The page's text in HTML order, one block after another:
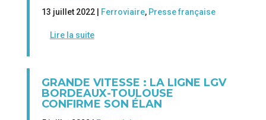
13 juillet 2022 | Ferroviaire, Presse française
Lire la suite
GRANDE VITESSE : LA LIGNE LGV
BORDEAUX-TOULOUSE
CONFIRME SON ÉLAN